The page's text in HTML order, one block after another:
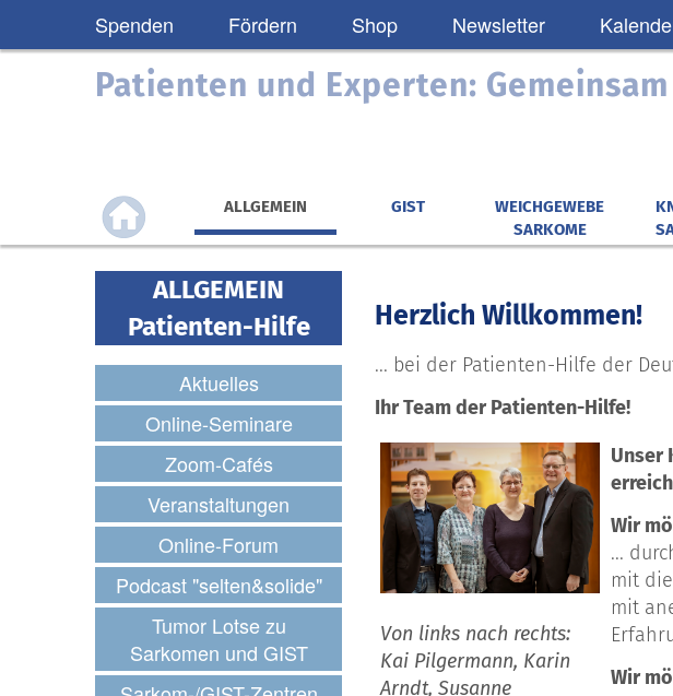
Spenden Fördern Shop Newsletter
Patienten und Experten:
ALLGEMEIN GIST
WEICHGEWEBE
SARKOME
ALLGEMEIN
Patienten-Hilfe
Aktuelles
Online-Seminare
Zoom-Cafés
Veranstaltungen
Online-Forum
Podcast "selten&solide"
Tumor Lotse zu
Sarkomen und GIST
Herzlich Willkommen!
... bei der Patienten-Hilfe der
Ihr Team der Patienten-Hilfe!
Von links nach rechts:
Kai Pilgermann, Karin
Arndt, Susanne
Unser
Wir
...
mit
mit
Wir